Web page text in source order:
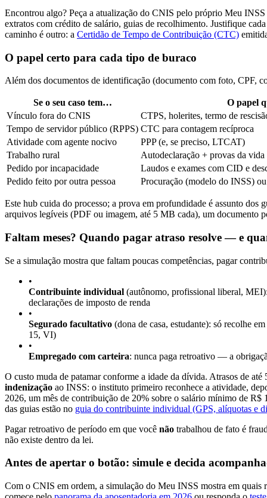
Encontrou algo? Peça a atualização do CNIS pelo próprio Meu
extratos com crédito de salário, guias de recolhimento. Justifique
caminho é outro: a Certidão de Tempo de Contribuição (CTC)
O papel certo para cada tipo de buraco
Além dos documentos de identificação (documento com foto, CPF,
Se o seu caso tem…
O papel
Vínculo fora do CNIS
CTPS, holerites, termo de
Tempo de servidor público (RPPS) CTC para contagem recíproca
Atividade com agente nocivo
PPP (e, se preciso, LTCAT)
Trabalho rural
Autodeclaração + provas da
Pedido por incapacidade
Laudos e exames com CID e
Pedido feito por outra pessoa
Procuração (modelo do INSS)
Este hub cuida do processo; a prova em profundidade é assunto dos
arquivos legíveis (PDF ou imagem, até 5 MB cada), um documento
Faltam meses? Quando pagar atraso resolve — e
Se a simulação mostra que faltam poucas competências, pagar
•
Contribuinte individual (autônomo, profissional liberal,
declarações de imposto de renda
•
Segurado facultativo (dona de casa, estudante): só recolhe
15, VI)
•
Empregado com carteira: nunca paga retroativo — a
O custo muda de patamar conforme a idade da dívida. Atrasos de
indenização ao INSS: o instituto primeiro reconhece a atividade,
2026, um mês de contribuição de 20% sobre o salário mínimo de
das guias estão no guia do contribuinte individual (GPS, alíquotas e
Pagar retroativo de período em que você não trabalhou de fato é
não existe dentro da lei.
Antes de apertar o botão: simule e decida
Com o CNIS em ordem, a simulação do Meu INSS mostra em